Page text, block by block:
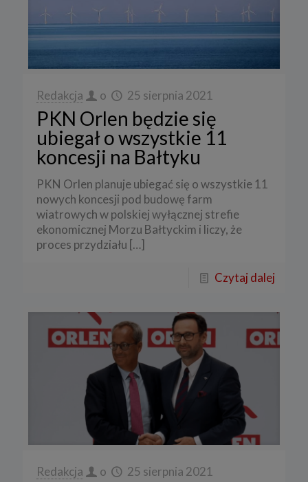
Redakcja o 25 sierpnia 2021
PKN Orlen będzie się
ubiegał o wszystkie 11
koncesji na Bałtyku
PKN Orlen planuje ubiegać się o wszystkie 11
nowych koncesji pod budowę farm
wiatrowych w polskiej wyłącznej strefie
ekonomicznej Morzu Bałtyckim i liczy, że
proces przydziału […]
Czytaj dalej
Redakcja o 25 sierpnia 2021